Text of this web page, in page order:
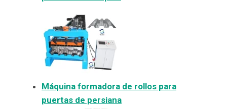
Máquina formadora de rollos para
puertas de persiana